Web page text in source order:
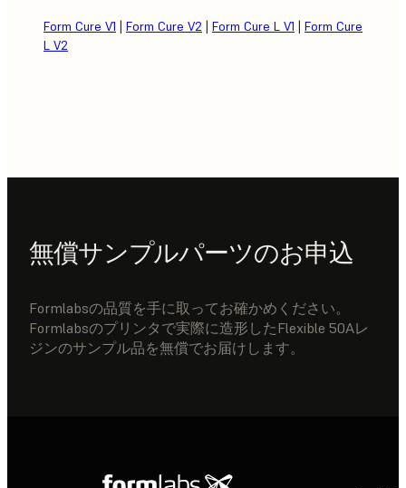
Form Cure V1 | Form Cure V2 | Form Cure L V1 | Form Cure
L V2
無償サンプルパーツのお申込
Formlabsの品質を手に取ってお確かめください。
Formlabsのプリンタで実際に造形したFlexible 50Aレ
ジンのサンプル品を無償でお届けします。